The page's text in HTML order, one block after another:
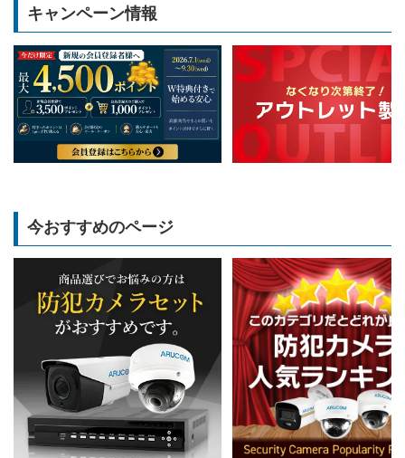
キャンペーン情報
今おすすめのページ